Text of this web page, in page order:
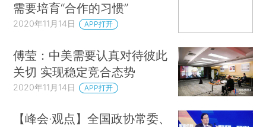
需要培育“合作的习惯”
2020年11月14日 APP打开
傅莹：中美需要认真对待彼此
关切 实现稳定竞合态势
2020年11月14日 APP打开
【峰会·观点】全国政协常委、